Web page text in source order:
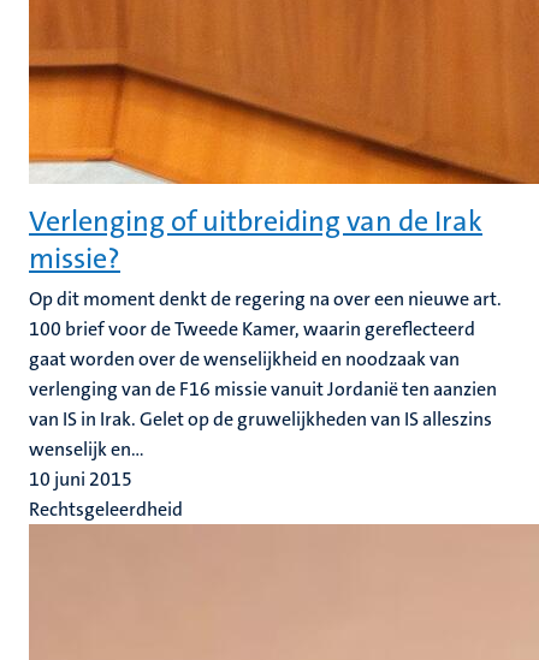
Verlenging of uitbreiding van de Irak
missie?
Op dit moment denkt de regering na over een nieuwe art.
100 brief voor de Tweede Kamer, waarin gereflecteerd
gaat worden over de wenselijkheid en noodzaak van
verlenging van de F16 missie vanuit Jordanië ten aanzien
van IS in Irak. Gelet op de gruwelijkheden van IS alleszins
wenselijk en...
10 juni 2015
Rechtsgeleerdheid